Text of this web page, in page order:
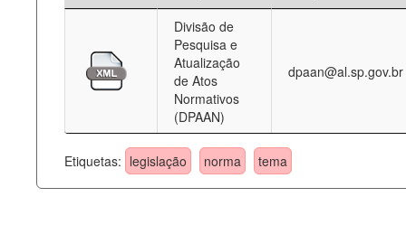
Divisão de
Pesquisa e
Atualização
de Atos
Normativos
(DPAAN)
dpaan@al.sp.gov.br
Etiquetas: legislação norma tema